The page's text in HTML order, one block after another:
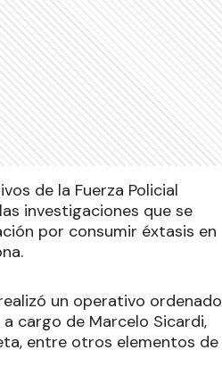
de la Fuerza Policial
investigaciones que se
por consumir éxtasis en
un operativo ordenado
cargo de Marcelo Sicardi,
entre otros elementos de